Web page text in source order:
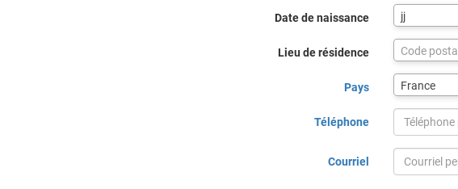
Date de naissance jj
Lieu de résidence
Assistance
de
saisie
pour
la
ville
code
postal
Code postal
Pays France
Téléphone
Courriel